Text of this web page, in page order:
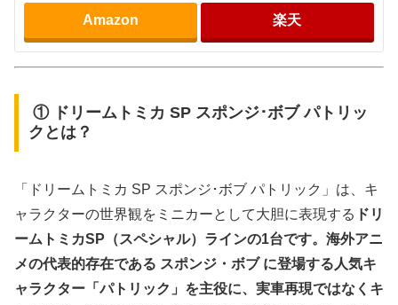
Amazon 楽天
① ドリームトミカ SP スポンジ･ボブ パトリッ
クとは？
「ドリームトミカ SP スポンジ･ボブ パトリック」は、キ
ャラクターの世界観をミニカーとして大胆に表現する ドリ
ームトミカSP（スペシャル）ラインの1台です。海外アニ
メの代表的存在である スポンジ・ボブ に登場する人気キ
ャラクター「パトリック」を主役に、実車再現ではなくキ